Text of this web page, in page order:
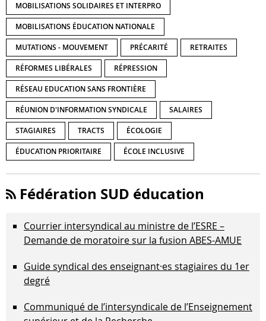
MOBILISATIONS SOLIDAIRES ET INTERPRO
MOBILISATIONS ÉDUCATION NATIONALE
MUTATIONS - MOUVEMENT PRÉCARITÉ RETRAITES
RÉFORMES LIBÉRALES RÉPRESSION
RÉSEAU EDUCATION SANS FRONTIÈRE
RÉUNION D'INFORMATION SYNDICALE SALAIRES
STAGIAIRES TRACTS ÉCOLOGIE
ÉDUCATION PRIORITAIRE ÉCOLE INCLUSIVE
Fédération SUD éducation
Courrier intersyndical au ministre de l’ESRE –
Demande de moratoire sur la fusion ABES-AMUE
Guide syndical des enseignant·es stagiaires du 1er
degré
Communiqué de l’intersyndicale de l’Enseignement